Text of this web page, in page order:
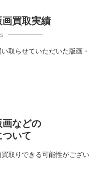
画買取実績
取らせていただいた版画・
などの
いて
取りできる可能性がござい